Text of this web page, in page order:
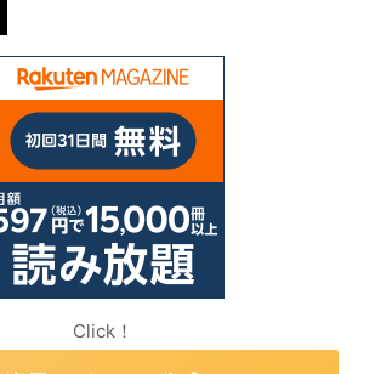
Click！